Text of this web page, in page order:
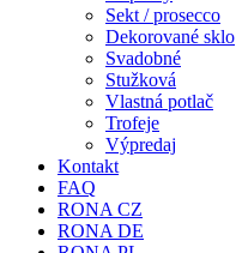
Sekt / prosecco
Dekorované sklo
Svadobné
Stužková
Vlastná potlač
Trofeje
Výpredaj
Kontakt
FAQ
RONA CZ
RONA DE